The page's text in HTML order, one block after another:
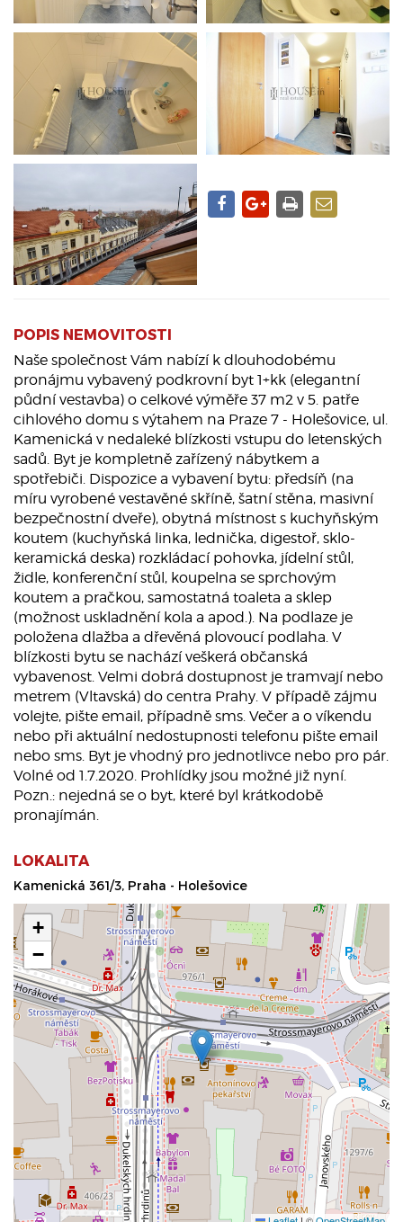
POPIS NEMOVITOSTI
Naše společnost Vám nabízí k dlouhodobému
pronájmu vybavený podkrovní byt 1+kk (elegantní
půdní vestavba) o celkové výměře 37 m2 v 5. patře
cihlového domu s výtahem na Praze 7 - Holešovice, ul.
Kamenická v nedaleké blízkosti vstupu do letenských
sadů. Byt je kompletně zařízený nábytkem a
spotřebiči. Dispozice a vybavení bytu: předsíň (na
míru vyrobené vestavěné skříně, šatní stěna, masivní
bezpečnostní dveře), obytná místnost s kuchyňským
koutem (kuchyňská linka, lednička, digestoř, sklo-
keramická deska) rozkládací pohovka, jídelní stůl,
židle, konferenční stůl, koupelna se sprchovým
koutem a pračkou, samostatná toaleta a sklep
(možnost uskladnění kola a apod.). Na podlaze je
položena dlažba a dřevěná plovoucí podlaha. V
blízkosti bytu se nachází veškerá občanská
vybavenost. Velmi dobrá dostupnost je tramvají nebo
metrem (Vltavská) do centra Prahy. V případě zájmu
volejte, pište email, případně sms. Večer a o víkendu
nebo při aktuální nedostupnosti telefonu pište email
nebo sms. Byt je vhodný pro jednotlivce nebo pro pár.
Volné od 1.7.2020. Prohlídky jsou možné již nyní.
Pozn.: nejedná se o byt, které byl krátkodobě
pronajímán.
LOKALITA
Kamenická 361/3, Praha - Holešovice
+
−